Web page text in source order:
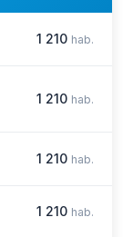
1 210 hab.
1 210 hab.
1 210 hab.
1 210 hab.